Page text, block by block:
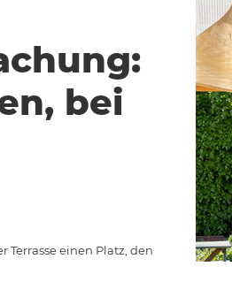
bei
Terrasse einen Platz, den